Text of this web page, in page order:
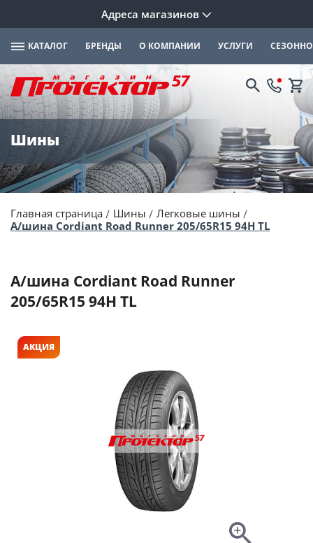
Адреса магазинов
КАТАЛОГ БРЕНДЫ О КОМПАНИИ УСЛУГИ
Шины
Главная страница Шины
Легковые шины
А/шина Cordiant Road Runner 205/65R15 94H TL
А/шина Cordiant Road Runner
205/65R15 94H TL
АКЦИЯ